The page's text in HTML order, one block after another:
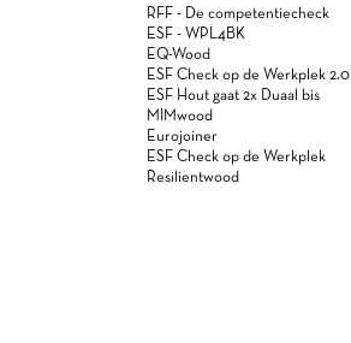
RFF - De competentiecheck
ESF - WPL4BK
EQ-Wood
ESF Check op de Werkplek 2.0
ESF Hout gaat 2x Duaal bis
MIMwood
Eurojoiner
ESF Check op de Werkplek
Resilientwood